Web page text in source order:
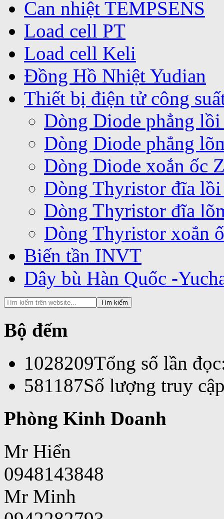
Can nhiệt TEMPSENS
Load cell PT
Load cell Keli
Đồng Hồ Nhiệt Yudian
Thiết bị điện tử công
Dòng Diode phẳng
Dòng Diode phẳng
Dòng Diode xoắn ốc
Dòng Thyristor đĩa
Dòng Thyristor đĩa
Dòng Thyristor xoắn
Biến tần INVT
Dây bù Hàn Quốc -
Bộ đếm
1028209Tổng số lần
581187Số lượng truy
Phòng Kinh Doanh
Mr Hiển
0948143848
Mr Minh